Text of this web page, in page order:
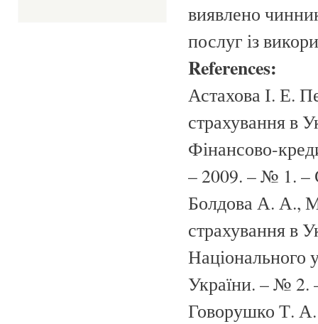
виявлено
послуг із
References:
Астахова І. Е.
страхування в
Фінансово-
– 2009. – № 1. –
Болдова А. А.,
страхування в
Національного
України. – № 2.
Говорушко Т. А.